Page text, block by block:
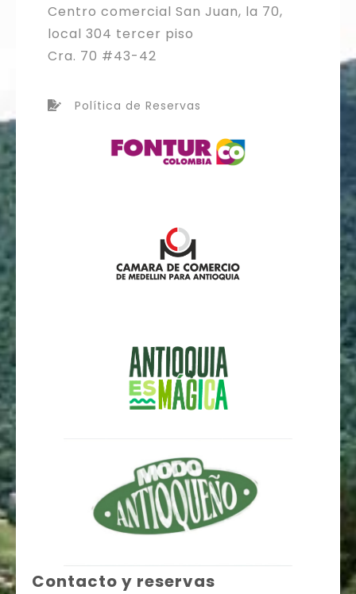
Centro comercial San Juan, la 70,
local 304 tercer piso
Cra. 70 #43-42
Política de Reservas
Contacto y reservas